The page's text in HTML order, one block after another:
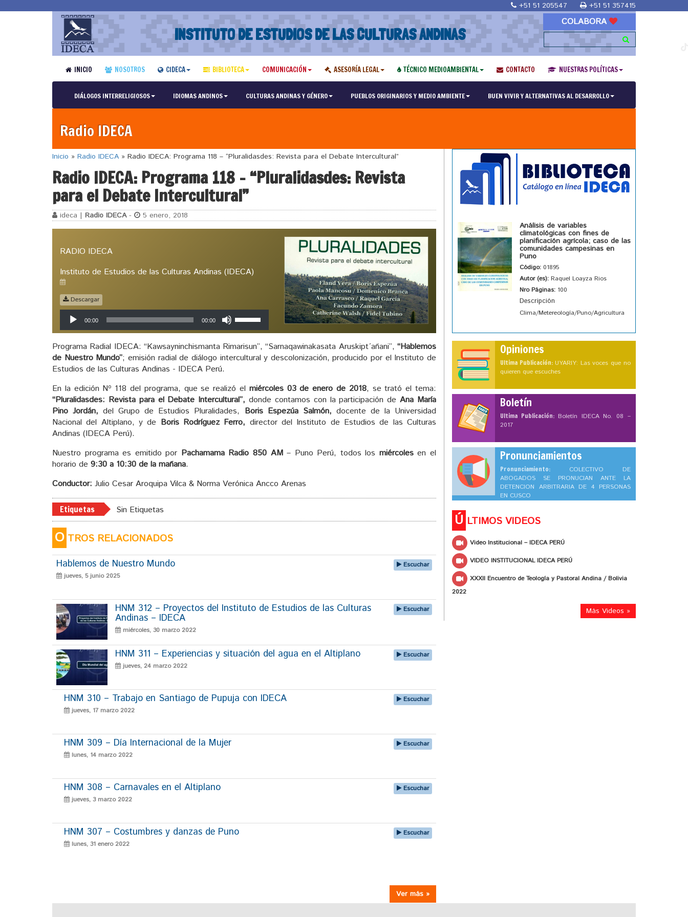
+51 51 205547 +51 51 357415
INSTITUTO DE ESTUDIOS DE LAS CULTURAS ANDINAS
COLABORA
INICIO NOSOTROS CIDECA BIBLIOTECA COMUNICACIÓN ASESORÍA LEGAL TÉCNICO MEDIOAMBIENTAL CONTACTO NUESTRAS POLÍTICAS
DIÁLOGOS INTERRELIGIOSOS IDIOMAS ANDINOS CULTURAS ANDINAS Y GÉNERO PUEBLOS ORIGINARIOS Y MEDIO AMBIENTE BUEN VIVIR Y ALTERNATIVAS AL DESARROLLO
Radio IDECA
Inicio » Radio IDECA » Radio IDECA: Programa 118 – “Pluralidasdes: Revista para el Debate Intercultural”
Radio IDECA: Programa 118 – “Pluralidasdes: Revista
para el Debate Intercultural”
ideca | Radio IDECA- 5 enero, 2018
RADIO IDECA
Instituto de Estudios de las Culturas Andinas (IDECA)
Descargar
Reproductor
de
audio
00:00 00:00
de
flecha
aumentar
o
disminuir
el
Programa Radial IDECA: “Kawsayninchismanta Rimarisun”, “Sarnaqawinakasata Aruskipt´añani”, “Hablemos
de Nuestro Mundo”; emisión radial de diálogo intercultural y descolonización, producido por el Instituto de
Estudios de las Culturas Andinas - IDECA Perú.
En la edición Nº 118 del programa, que se realizó el miércoles 03 de enero de 2018, se trató el tema:
“Pluralidasdes: Revista para el Debate Intercultural”,donde contamos con la participación deAna María
Pino Jordán,del Grupo de Estudios Pluralidades, Boris Espezúa Salmón, docente de la Universidad
Nacional del Altiplano, y de Boris Rodríguez Ferro, director del Instituto de Estudios de las Culturas
Andinas (IDECA Perú).
Nuestro programa es emitido por Pachamama Radio 850 AM– Puno Perú, todos los miércolesen el
horario de 9:30 a 10:30 de la mañana.
Conductor: Julio Cesar Aroquipa Vilca & Norma Verónica Ancco Arenas
Etiquetas Sin Etiquetas
O TROS RELACIONADOS
Hablemos de Nuestro Mundo
jueves, 5 junio 2025
Escuchar
HNM 312 – Proyectos del Instituto de Estudios de las Culturas
Andinas – IDECA
miércoles, 30 marzo 2022
Escuchar
HNM 311 – Experiencias y situación del agua en el Altiplano
jueves, 24 marzo 2022
Escuchar
HNM 310 – Trabajo en Santiago de Pupuja con IDECA
jueves, 17 marzo 2022
Escuchar
HNM 309 – Día Internacional de la Mujer
lunes, 14 marzo 2022
Escuchar
HNM 308 – Carnavales en el Altiplano
jueves, 3 marzo 2022
Escuchar
HNM 307 – Costumbres y danzas de Puno
lunes, 31 enero 2022
Escuchar
Ver más »
Análisis de variables
climatológicas con fines de
planificación agrícola; caso de las
comunidades campesinas en
Puno
Código: 01895
Autor (es): Raquel Loayza Rios
Nro Páginas: 100
Descripción
Clima/Metereología/Puno/Agricultura
Opiniones
Ultima Publicación: UYARIY: Las voces que no
quieren que escuches
Boletín
Ultima Publicación: Boletín IDECA No. 08 –
2017
Pronunciamientos
Pronunciamiento: COLECTIVO DE
ABOGADOS SE PRONUCIAN ANTE LA
DETENCION ARBITRARIA DE 4 PERSONAS
EN CUSCO
Ú LTIMOS VIDEOS
Video Institucional – IDECA PERÚ
VIDEO INSTITUCIONAL IDECA PERÚ
XXXII Encuentro de Teología y Pastoral Andina / Bolivia
2022
Más Videos »